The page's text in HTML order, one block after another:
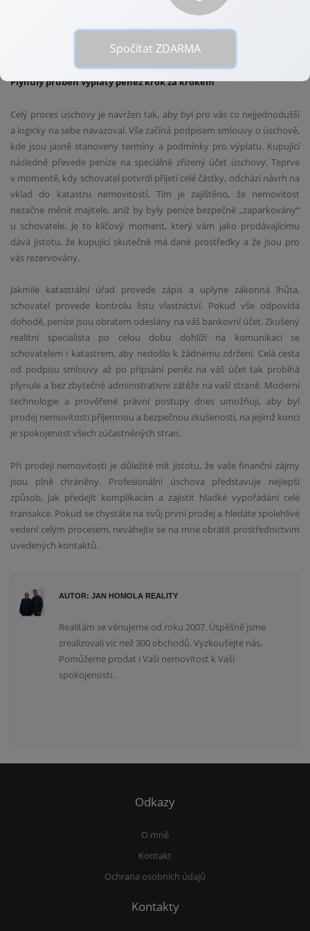
Společným jmenovatelem všech tří variant je však vysoká míra
zabezpečení, která je nesrovnatelně vyšší než jakékoliv soukromé
dohody o platbě na běžný účet.
Plynulý průběh výplaty peněz krok za krokem
Celý proces úschovy je navržen tak, aby byl pro vás co nejjednodušší
a logicky na sebe navazoval. Vše začíná podpisem smlouvy o úschově,
kde jsou jasně stanoveny termíny a podmínky pro výplatu. Kupující
následně převede peníze na speciálně zřízený účet úschovy. Teprve
v momentě, kdy schovatel potvrdí přijetí celé částky, odchází návrh na
vklad do katastru nemovitostí. Tím je zajištěno, že nemovitost
nezačne měnit majitele, aniž by byly peníze bezpečně „zaparkovány“
u schovatele. Je to klíčový moment, který vám jako prodávajícímu
dává jistotu, že kupující skutečně má dané prostředky a že jsou pro
vás rezervovány.
Jakmile katastrální úřad provede zápis a uplyne zákonná lhůta,
schovatel provede kontrolu listu vlastnictví. Pokud vše odpovídá
dohodě, peníze jsou obratem odeslány na váš bankovní účet. Zkušený
realitní specialista po celou dobu dohlíží na komunikaci se
schovatelem i katastrem, aby nedošlo k žádnému zdržení. Celá cesta
od podpisu smlouvy až po připsání peněz na váš účet tak probíhá
plynule a bez zbytečné administrativní zátěže na vaší straně. Moderní
technologie a prověřené právní postupy dnes umožňují, aby byl
prodej nemovitosti příjemnou a bezpečnou zkušeností, na jejímž konci
je spokojenost všech zúčastněných stran.
Při prodeji nemovitosti je důležité mít jistotu, že vaše finanční zájmy
jsou plně chráněny. Profesionální úschova představuje nejlepší
způsob, jak předejít komplikacím a zajistit hladké vypořádání celé
transakce. Pokud se chystáte na svůj první prodej a hledáte spolehlivé
vedení celým procesem, neváhejte se na mne obrátit prostřednictvím
uvedených kontaktů.
AUTOR: JAN HOMOLA REALITY
Realitám se věnujeme od roku 2007. Úspěšně jsme
zrealizovali víc než 300 obchodů. Vyzkoušejte nás.
Pomůžeme prodat i Vaši nemovitost k Vaší
spokojenosti.
Odkazy
O mně
Kontakt
Ochrana osobních údajů
Kontakty
Spočítat ZDARMA